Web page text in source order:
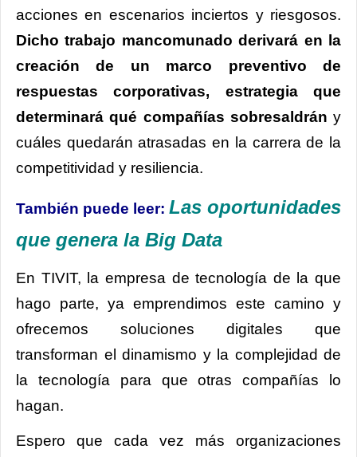
acciones en escenarios inciertos y riesgosos.
Dicho trabajo mancomunado derivará en la
creación de un marco preventivo de
respuestas corporativas, estrategia que
determinará qué compañías sobresaldrán y
cuáles quedarán atrasadas en la carrera de la
competitividad y resiliencia.
También puede leer: Las oportunidades
que genera la Big Data
En TIVIT, la empresa de tecnología de la que
hago parte, ya emprendimos este camino y
ofrecemos soluciones digitales que
transforman el dinamismo y la complejidad de
la tecnología para que otras compañías lo
hagan.
Espero que cada vez más organizaciones